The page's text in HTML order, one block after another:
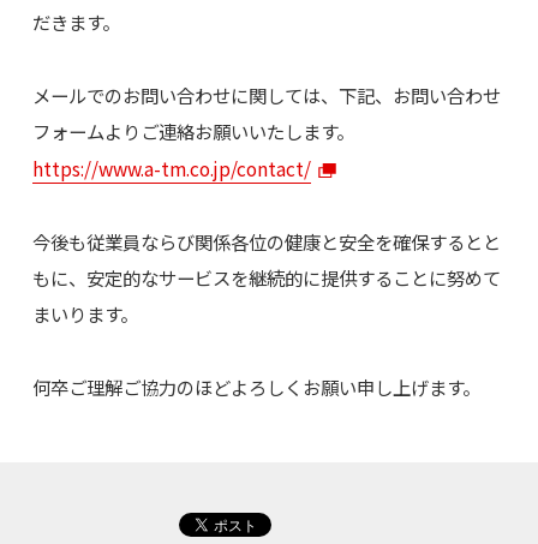
だきます。
メールでのお問い合わせに関しては、下記、お問い合わせ
フォームよりご連絡お願いいたします。
https://www.a-tm.co.jp/contact/
今後も従業員ならび関係各位の健康と安全を確保するとと
もに、安定的なサービスを継続的に提供することに努めて
まいります。
何卒ご理解ご協力のほどよろしくお願い申し上げます。